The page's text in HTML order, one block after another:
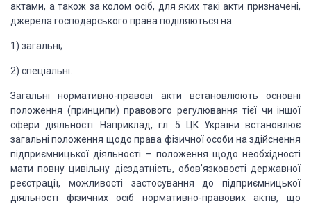
актами, а також за колом осіб, для яких такі акти призначені,
джерела господарського права поділяються на:
1) загальні;
2) спеціальні.
Загальні нормативно-правові акти встановлюють основні
положення (принципи) правового регулювання тієї чи іншої
сфери діяльності. Наприклад, гл.
5 ЦК України встановлює
загальні положення щодо права фізичної особи на здійснення
підприємницької діяльності – положення щодо необхідності
мати повну цивільну дієздатність, обов’язковості державної
реєстрації, можливості застосування до підприємницької
діяльності фізичних осіб нормативно-правовихактів, що